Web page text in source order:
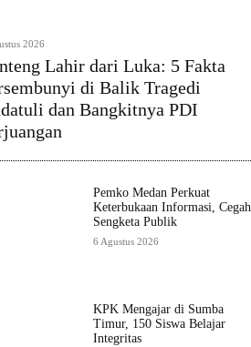
2026
Lahir dari Luka: 5 Fakta
di Balik Tragedi
dan Bangkitnya PDI
Pemko Medan Perkuat
Keterbukaan Informasi, Cegah
Sengketa Publik
6 Agustus 2026
KPK Mengajar di Sumba
Timur, 150 Siswa Belajar
Integritas